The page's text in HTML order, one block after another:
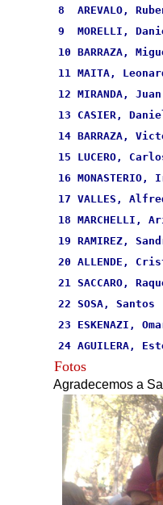
8  AREVALO,
9  MORELLI,
10 BARRAZA,
11 MAITA,
12 MIRANDA,
13 CASIER,
14 BARRAZA,
15 LUCERO,
16
17 VALLES,
18
19 RAMIREZ,
20 ALLENDE,
21 SACCARO,
22 SOSA,
23 ESKENAZI,
24 AGUILERA,
Fotos
Agradecemos a